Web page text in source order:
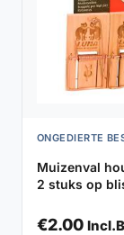
ONGEDIERTE
Muizenval
2 stuks op
€2.00